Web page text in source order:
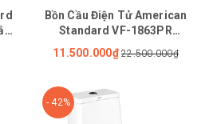
Bồn Cầu Điện Tử American
Standard VF-1863PR
(VF1863PR) Nắp WP-7SR1
11.500.000₫ 22.500.000₫
- 42%